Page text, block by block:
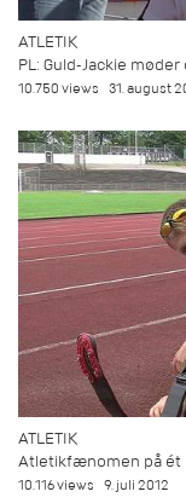
ATLETIK
PL: Guld-Jackie
10.750 views 31. august
ATLETIK
Atletikfænomen på ét
10.116 views 9. juli 2012